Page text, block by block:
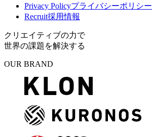
Privacy Policyプライバシーポリシー
Recruit採用情報
クリエイティブの力で
世界の課題を解決する
OUR BRAND